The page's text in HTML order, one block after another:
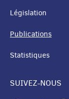
Législation
Publications
Statistiques
SUIVEZ-NOUS